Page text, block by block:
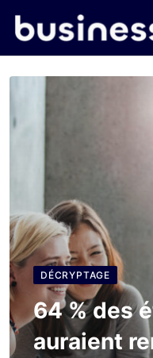
DÉCRYPTAGE
64 % des
auraient